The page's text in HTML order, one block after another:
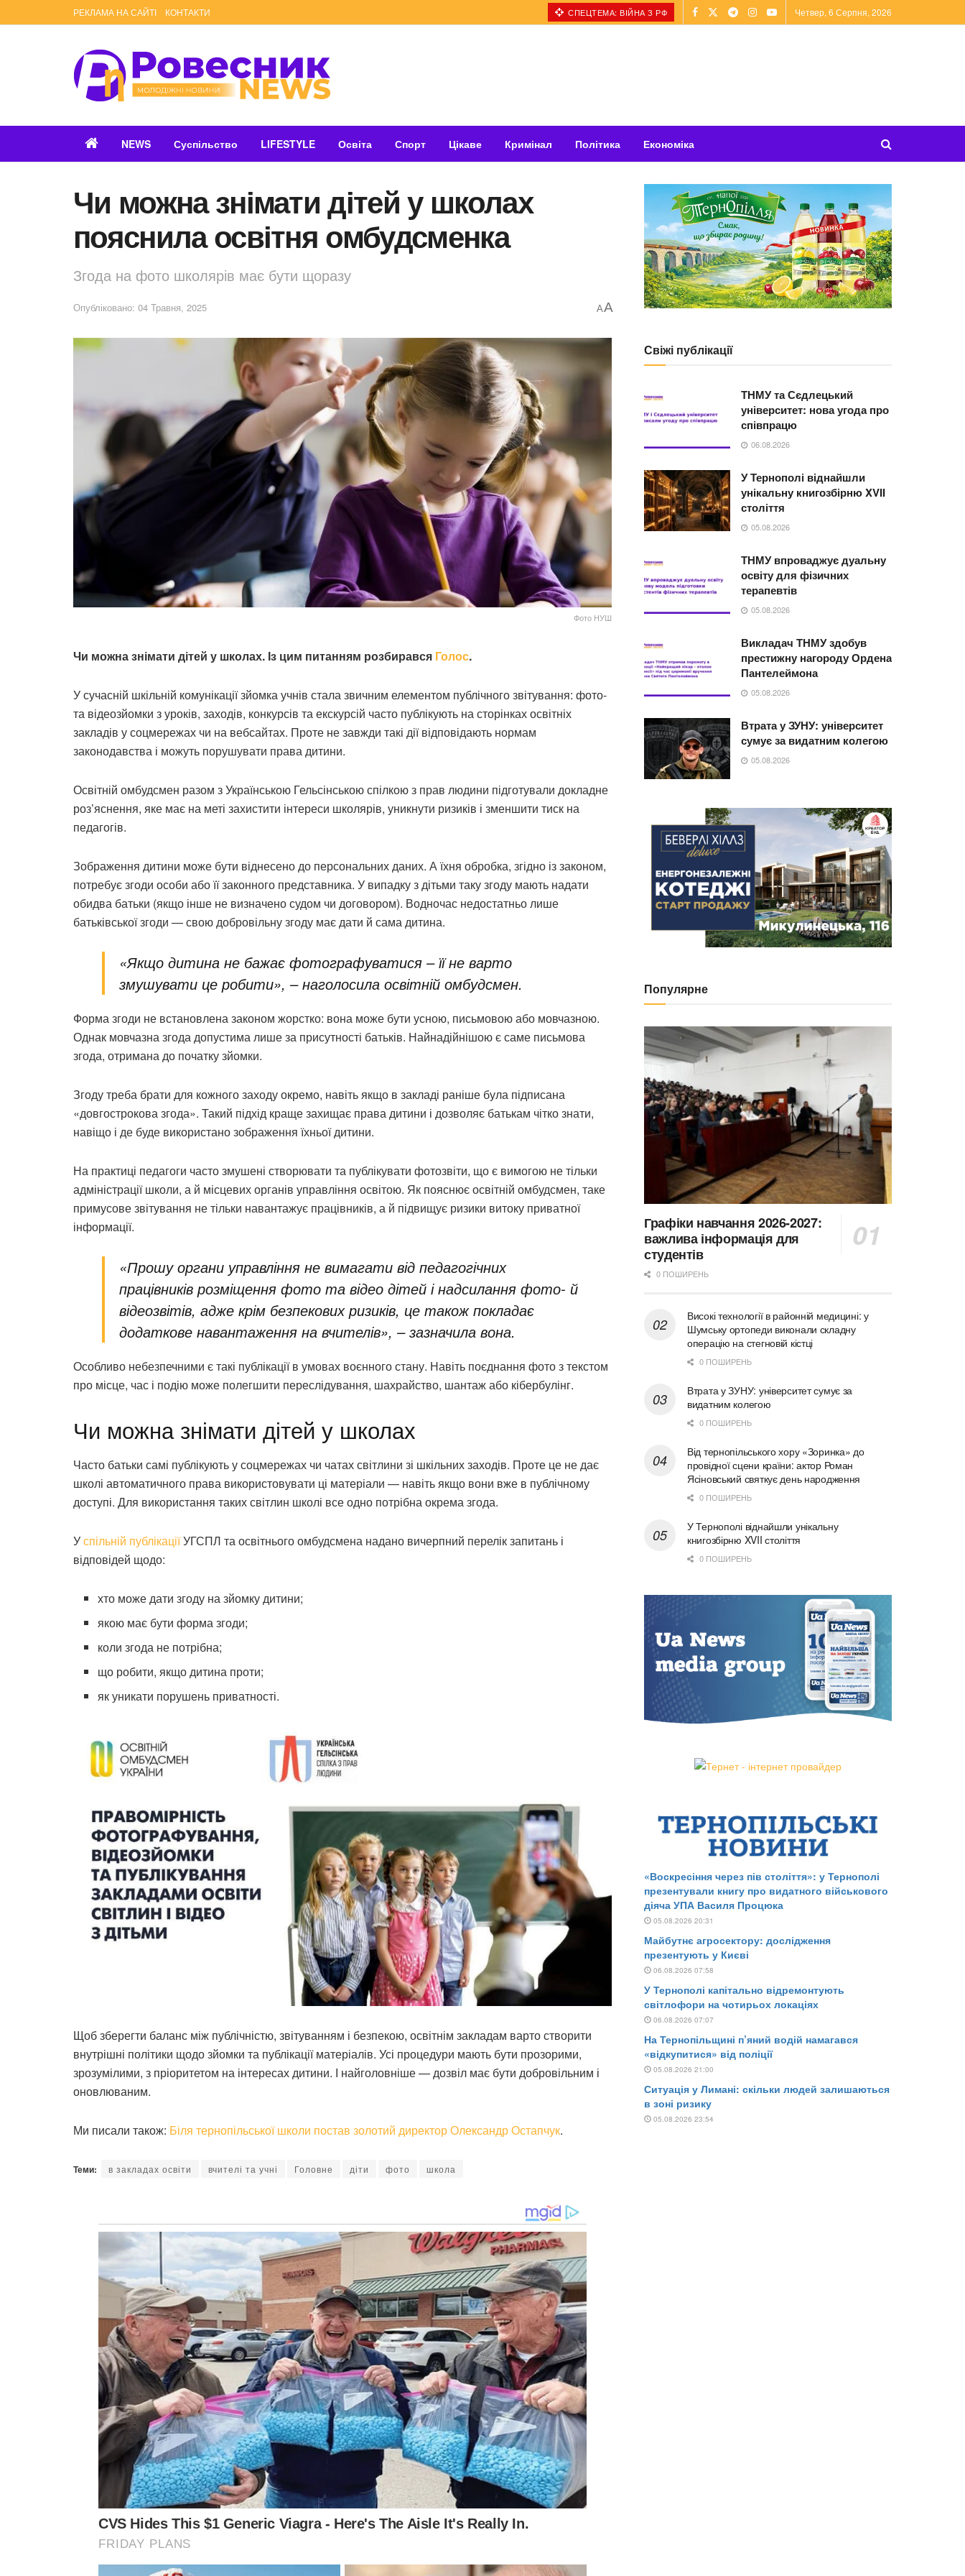
РЕКЛАМА НА САЙТІ КОНТАКТИ СПЕЦТЕМА: ВІЙНА З РФ Четвер, 6 Серпня, 2026
NEWS Суспільство LIFESTYLE Освіта Спорт Цікаве Кримінал Політика Економіка
Чи можна знімати дітей у школах
пояснила освітня омбудсменка
Згода на фото школярів має бути щоразу
Опубліковано: 04 Травня, 2025 AA
Фото НУШ
Чи можна знімати дітей у школах. Із цим питанням розбирався Голос.
У сучасній шкільній комунікації зйомка учнів стала звичним елементом публічного звітування: фото-
та відеозйомки з уроків, заходів, конкурсів та екскурсій часто публікують на сторінках освітніх
закладів у соцмережах чи на вебсайтах. Проте не завжди такі дії відповідають нормам
законодавства і можуть порушувати права дитини.
Освітній омбудсмен разом з Українською Гельсінською спілкою з прав людини підготували докладне
роз’яснення, яке має на меті захистити інтереси школярів, уникнути ризиків і зменшити тиск на
педагогів.
Зображення дитини може бути віднесено до персональних даних. А їхня обробка, згідно із законом,
потребує згоди особи або її законного представника. У випадку з дітьми таку згоду мають надати
обидва батьки (якщо інше не визначено судом чи договором). Водночас недостатньо лише
батьківської згоди — свою добровільну згоду має дати й сама дитина.
«Якщо дитина не бажає фотографуватися – її не варто
змушувати це робити», – наголосила освітній омбудсмен.
Форма згоди не встановлена законом жорстко: вона може бути усною, письмовою або мовчазною.
Однак мовчазна згода допустима лише за присутності батьків. Найнадійнішою є саме письмова
згода, отримана до початку зйомки.
Згоду треба брати для кожного заходу окремо, навіть якщо в закладі раніше була підписана
«довгострокова згода». Такий підхід краще захищає права дитини і дозволяє батькам чітко знати,
навіщо і де буде використано зображення їхньої дитини.
На практиці педагоги часто змушені створювати та публікувати фотозвіти, що є вимогою не тільки
адміністрації школи, а й місцевих органів управління освітою. Як пояснює освітній омбудсмен, таке
примусове звітування не тільки навантажує працівників, а й підвищує ризики витоку приватної
інформації.
«Прошу органи управління не вимагати від педагогічних
працівників розміщення фото та відео дітей і надсилання фото- й
відеозвітів, адже крім безпекових ризиків, це також покладає
додаткове навантаження на вчителів», – зазначила вона.
Особливо небезпечними є такі публікації в умовах воєнного стану. Навіть поєднання фото з текстом
про місце, час і подію може полегшити переслідування, шахрайство, шантаж або кібербулінг.
Чи можна знімати дітей у школах
Часто батьки самі публікують у соцмережах чи чатах світлини зі шкільних заходів. Проте це не дає
школі автоматичного права використовувати ці матеріали — навіть якщо вони вже в публічному
доступі. Для використання таких світлин школі все одно потрібна окрема згода.
Успільній публікаціїУГСПЛ та освітнього омбудсмена надано вичерпний перелік запитань і
відповідей щодо:
хто може дати згоду на зйомку дитини;
якою має бути форма згоди;
коли згода не потрібна;
що робити, якщо дитина проти;
як уникати порушень приватності.
Щоб зберегти баланс між публічністю, звітуванням і безпекою, освітнім закладам варто створити
внутрішні політики щодо зйомки та публікації матеріалів. Усі процедури мають бути прозорими,
зрозумілими, з пріоритетом на інтересах дитини. І найголовніше — дозвіл має бути добровільним і
оновлюваним.
Ми писали також: Біля тернопільської школи постав золотий директор Олександр Остапчук.
Теми: в закладах освіти вчителі та учні Головне діти фото школа
Свіжі публікації
ТНМУ та Сєдлецький
університет: нова угода про
співпрацю
06.08.2026
У Тернополі віднайшли
унікальну книгозбірню XVII
століття
05.08.2026
ТНМУ впроваджує дуальну
освіту для фізичних
терапевтів
05.08.2026
Викладач ТНМУ здобув
престижну нагороду Ордена
Пантелеймона
05.08.2026
Втрата у ЗУНУ: університет
сумує за видатним колегою
05.08.2026
Популярне
Графіки навчання 2026-2027:
важлива інформація для
студентів
0 ПОШИРЕНЬ
Високі технології в районній медицині: у
Шумську ортопеди виконали складну
операцію на стегновій кістці
0 ПОШИРЕНЬ
Втрата у ЗУНУ: університет сумує за
видатним колегою
0 ПОШИРЕНЬ
Від тернопільського хору «Зоринка» до
провідної сцени країни: актор Роман
Ясіновський святкує день народження
0 ПОШИРЕНЬ
У Тернополі віднайшли унікальну
книгозбірню XVII століття
0 ПОШИРЕНЬ